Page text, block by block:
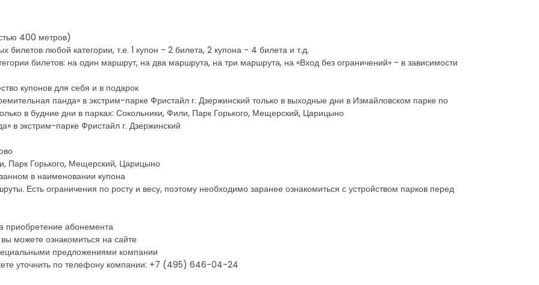
400 метров)
билетов любой категории, т.е. 1 купон - 2 билета, 2 купона - 4 билета и т.д.
билетов: на один маршрут, на два маршрута, на три маршрута, на «Вход без ограничений» - в зависимости
купонов для себя и в подарок
панда» в экстрим-парке Фристайл г. Дзержинский только в выходные дни в Измайловском парке по
в будние дни в парках: Сокольники, Фили, Парк Горького, Мещерский, Царицыно
в экстрим-парке Фристайл г. Дзержинский
Парк Горького, Мещерский, Царицыно
в наименовании купона
Есть ограничения по росту и весу, поэтому необходимо заранее ознакомиться с устройством парков перед
приобретение абонемента
можете ознакомиться на сайте
предложениями компании
уточнить по телефону компании: +7 (495) 646-04-24